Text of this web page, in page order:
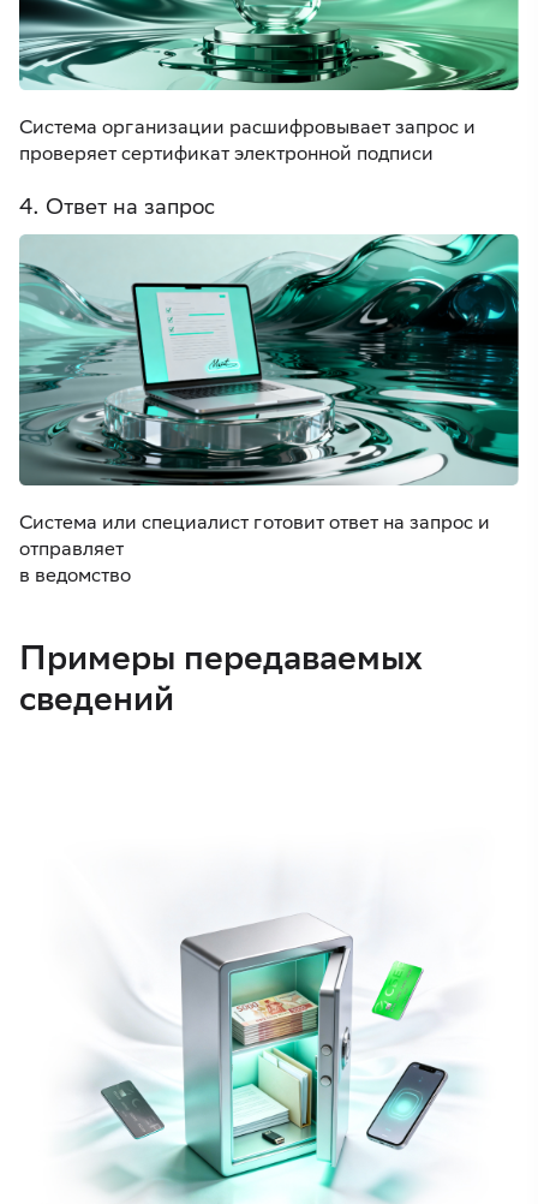
Система организации расшифровывает запрос и
проверяет сертификат электронной подписи
4. Ответ на запрос
Система или специалист готовит ответ на запрос и
отправляет
в ведомство
Примеры передаваемых
сведений